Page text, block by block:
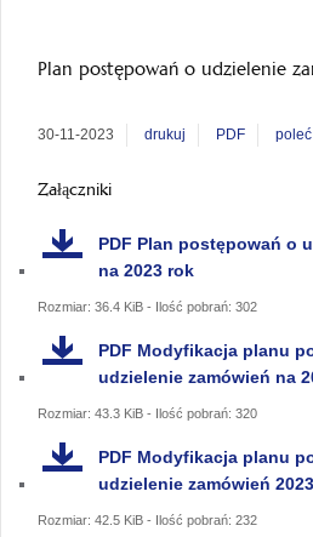
Plan postępowań o udzielenie
30-11-2023 drukuj PDF poleć
Załączniki
PDF Plan postępowań o
na 2023 rok
Rozmiar: 36.4 KiB - Ilość pobrań: 302
PDF Modyfikacja planu
udzielenie zamówień na
Rozmiar: 43.3 KiB - Ilość pobrań: 320
PDF Modyfikacja planu
udzielenie zamówień 2023
Rozmiar: 42.5 KiB - Ilość pobrań: 232